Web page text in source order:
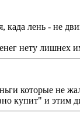
лень - не
нету лишнех
которые не
купит" и этим